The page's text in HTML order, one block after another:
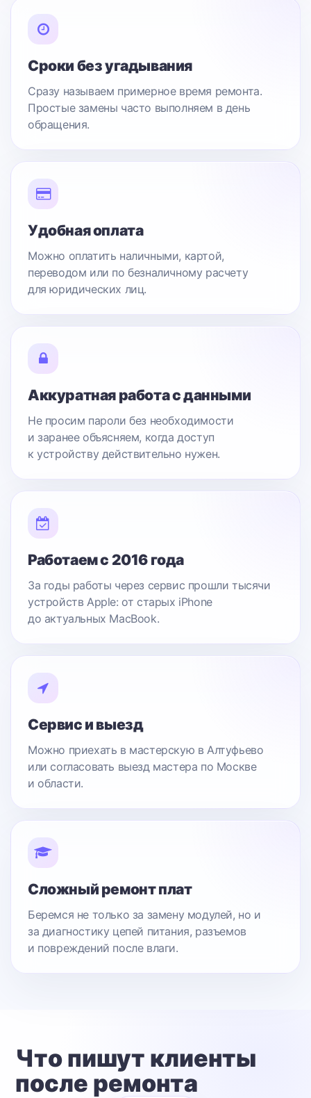
Сроки без угадывания
Сразу называем примерное время ремонта.
Простые замены часто выполняем в день
обращения.
Удобная оплата
Можно оплатить наличными, картой,
переводом или по безналичному расчету
для юридических лиц.
Аккуратная работа с данными
Не просим пароли без необходимости
и заранее объясняем, когда доступ
к устройству действительно нужен.
Работаем с 2016 года
За годы работы через сервис прошли тысячи
устройств Apple: от старых iPhone
до актуальных MacBook.
Сервис и выезд
Можно приехать в мастерскую в Алтуфьево
или согласовать выезд мастера по Москве
и области.
Сложный ремонт плат
Беремся не только за замену модулей, но и
за диагностику цепей питания, разъемов
и повреждений после влаги.
Что пишут клиенты
после ремонта